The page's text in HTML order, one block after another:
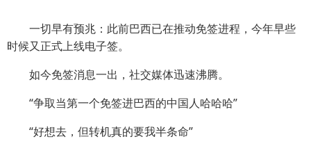
一切早有预兆：此前巴西已在推动免签进程，今年早些
时候又正式上线电子签。
如今免签消息一出，社交媒体迅速沸腾。
“争取当第一个免签进巴西的中国人哈哈哈”
“好想去，但转机真的要我半条命”